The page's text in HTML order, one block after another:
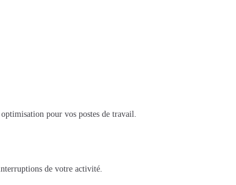
pour vos postes de travail.
de votre activité.